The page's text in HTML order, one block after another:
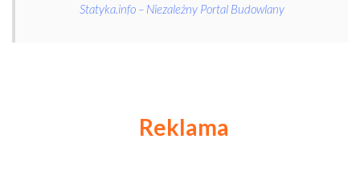
Statyka.info – Niezależny Portal Budowlany
Reklama